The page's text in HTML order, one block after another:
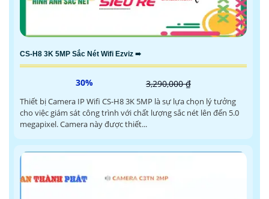
CS-H8 3K 5MP Sắc Nét Wifi Ezviz ➠
30% 3,290,000 ₫
Thiết bị Camera IP Wifi CS-H8 3K 5MP là sự lựa chọn lý tưởng
cho việc giám sát công trình với chất lượng sắc nét lên đến 5.0
megapixel. Camera này được thiết...